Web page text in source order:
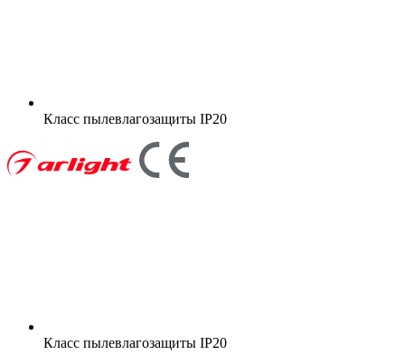
Класс пылевлагозащиты IP20
Класс пылевлагозащиты IP20